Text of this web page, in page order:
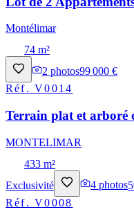
Montélimar
74 m²
2 photos99 000 €
Réf.V0014
Terrain plat et arboré
MONTELIMAR
433 m²
Exclusivité
4 photos
Réf.V0008